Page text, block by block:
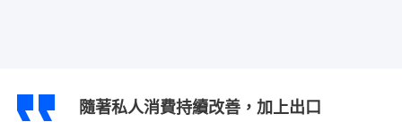
隨著私人消費持續改善，加上出口